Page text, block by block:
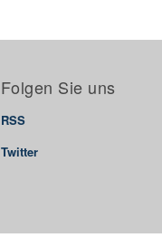
Folgen Sie uns
RSS
Twitter